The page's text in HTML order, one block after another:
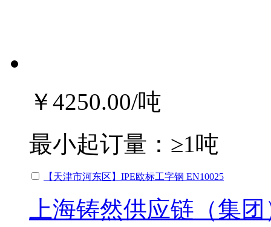
￥4250.00/吨
最小起订量： ≥1吨
【天津市河东区】IPE欧标工字钢 EN10025
上海铸然供应链（集